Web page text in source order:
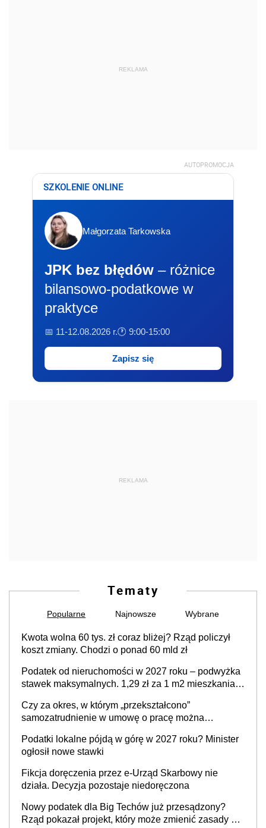
REKLAMA
AUTOPROMOCJA
SZKOLENIE ONLINE
Małgorzata Tarkowska
JPK bez błędów – różnice
bilansowo-podatkowe w
praktyce
📅 11-12.08.2026 r.🕐 9:00-15:00
Zapisz się
REKLAMA
Tematy
Popularne Najnowsze Wybrane
Kwota wolna 60 tys. zł coraz bliżej? Rząd policzył
koszt zmiany. Chodzi o ponad 60 mld zł
Podatek od nieruchomości w 2027 roku – podwyżka
stawek maksymalnych. 1,29 zł za 1 m2 mieszkania,
prowadzeniem działalności gospodarczej
Czy za okres, w którym „przekształcono”
samozatrudnienie w umowę o pracę można
cywilnoprawnej jedynym racjonalnym wyjściem
Podatki lokalne pójdą w górę w 2027 roku? Minister
ogłosił nowe stawki
Fikcja doręczenia przez e-Urząd Skarbowy nie
działa. Decyzja pozostaje niedoręczona
Nowy podatek dla Big Techów już przesądzony?
Rząd pokazał projekt, który może zmienić zasady gry